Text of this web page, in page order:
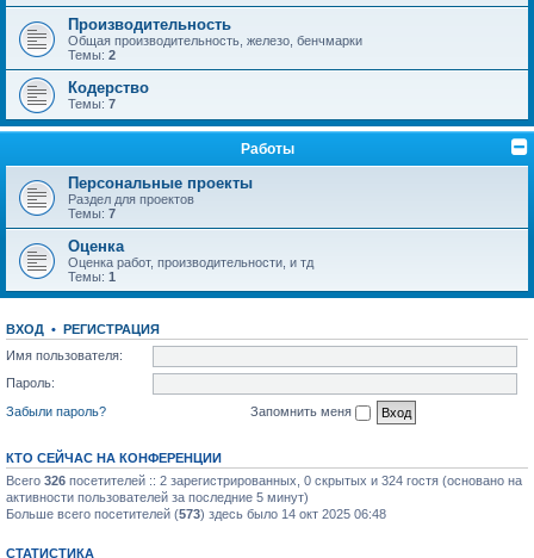
Производительность
Общая производительность, железо, бенчмарки
Темы: 2
Кодерство
Темы: 7
Работы
Персональные проекты
Раздел для проектов
Темы: 7
Оценка
Оценка работ, производительности, и тд
Темы: 1
ВХОД • РЕГИСТРАЦИЯ
Имя пользователя:
Пароль:
Забыли пароль?
Запомнить меня
КТО СЕЙЧАС НА КОНФЕРЕНЦИИ
Всего 326 посетителей :: 2 зарегистрированных, 0 скрытых и 324 гостя (основано на
активности пользователей за последние 5 минут)
Больше всего посетителей (573) здесь было 14 окт 2025 06:48
СТАТИСТИКА